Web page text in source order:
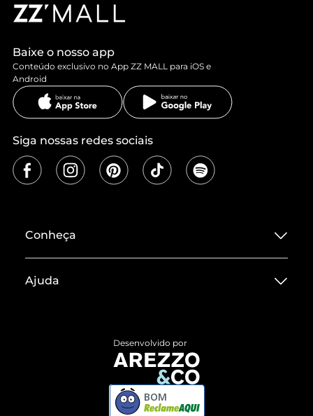
Baixe o nosso app
Conteúdo exclusivo no App ZZ MALL para iOS e
Android
Siga nossas redes sociais
Conheça
Termos de Uso
ZZ MALL é confiável
Ajuda
Devolução do Produto
Compre pelo WhatsApp
Desenvolvido por
BOM